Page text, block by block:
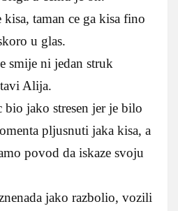
taman ce ga kisa fino
u glas.
smije ni jedan struk
Alija.
bio jako stresen jer je bilo
pljusnuti jaka kisa, a
povod da iskaze svoju
jako razbolio, vozili